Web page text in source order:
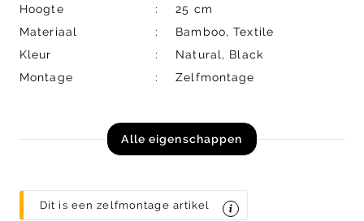
Hoogte
25 cm
Materiaal
Bamboo, Textile
Kleur
Natural, Black
Montage
Zelfmontage
Alle eigenschappen
Dit is een zelfmontage artikel